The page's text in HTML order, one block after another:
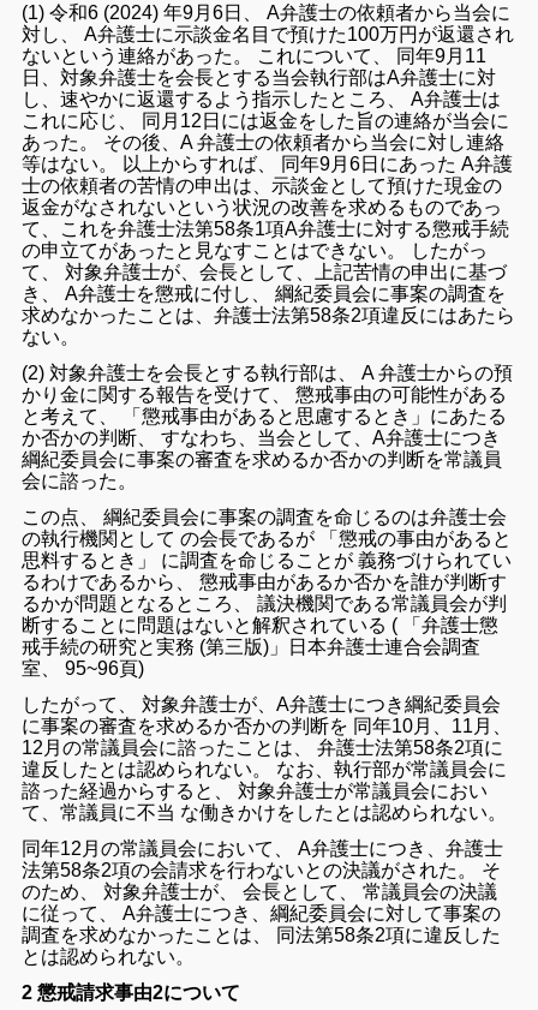
(1)令和6 (2024)年9月6日 、A弁護士の依頼者から当会に
対し
、A弁護士に示談金名目 で預けた100万円 が返還され
ないという連絡があった 。 これについて 同年9月 11
日
、対象弁護士を会長とする当会執行部はA弁護士に対
し
、速やかに返還する よう指示した ところ 、A弁護士は
これに応じ 同月 12 日 には返金を した 旨の連絡が当会に
あった 。 その後 、A弁護士の依頼者から当会に対し連絡
等はない。 以上からすれば 同年9月6日 にあったA弁護
士の依頼者の苦情の申出は 示談金として預けた現金の
返金がなされないという状況の改善を求める ものであっ
て
これを弁護士法第58条1項A弁護士に対する懲戒手続
の申立てがあった と 見なすこと はでき ない。
したがっ
て
、対象弁護士が 、会長として 上記苦情の申出に基づ
き
、A弁護士を懲戒に付し 、綱紀委員会に事案の調査を
求めなかった こと は 、弁護士法第58条2項違反 にはあたら
ない。
(2)対象弁護士を会長とする執行部は 、A弁護士からの預
かり金に関する報告を受けて 、懲戒事由の可能性がある
と考えて 「懲戒事由がある と 思慮する とき 」 にあたる
か否かの判断 、すなわち 当会として 、A弁護士につき
綱紀委員会に事案の審査を求めるか否かの判断を常議員
会に諮った 。
この点 、綱紀委員会に事案の調査を命じるのは弁護士会
の執行機関 としての会長であるが 「懲戒の事由がある と
思料する とき 」 に調査を命じる こと が義務づけられてい
るわけであるから 、懲戒事由があるか否かを誰が判断す
るかが問題 と なる ところ 、議決機関である常議員会が判
断する こと に 問題はないと解釈されている ( 「弁護士懲
戒手続の研究と実務 (第三版) 」 日本弁護士連合会調査
室 、95~96頁)
したがって
、対象弁護士が 、A弁護士につき綱紀委員会
に事案の審査を求めるか否かの判断を 同年10月 11 月
12 月の常議員会に諮った こと は 、弁護士法第58条2項に
違反 した と は認められない。 なお 、執行部が常議員会に
諮った経過からする と 、対象弁護士が常議員会におい
て
、常議員に不当 な働きかけを した と は認められない。
同年12 月の常議員会において 、A弁護士につき 、弁護士
法第58条2項の会請求を行わないとの決議がされた 。 そ
のため 、対象弁護士が 、会長と して 、常議員会の決議
に従って
、A弁護士につき 、綱紀委員会に対して事案の
調査を求めなかった こと は 同法第58条2項に違反 した
と は認められない。
2 懲戒請求事由2について